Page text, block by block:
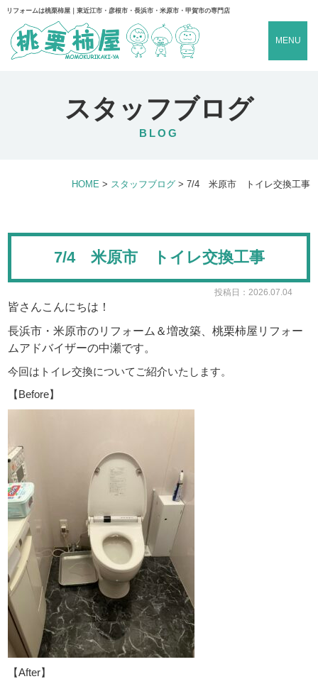
リフォームは桃栗柿屋｜東近江市・彦根市・長浜市・米原市・甲賀市の専門店
MENU
スタッフブログ
BLOG
HOME > スタッフブログ> 7/4 米原市 トイレ交換工事
7/4 米原市 トイレ交換工事
投稿日：2026.07.04
皆さんこんにちは！
長浜市・米原市のリフォーム＆増改築、桃栗柿屋リフォー
ムアドバイザーの中瀬です。
今回はトイレ交換についてご紹介いたします。
【Before】
【After】